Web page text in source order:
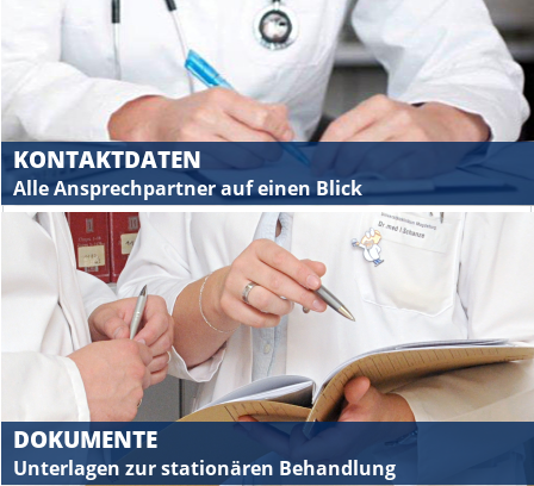
KONTAKTDATEN
Alle Ansprechpartner auf einen Blick
DOKUMENTE
Unterlagen zur stationären Behandlung